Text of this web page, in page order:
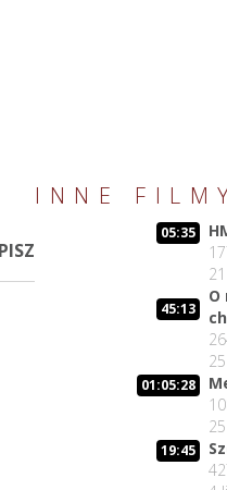
fullscreen
INNE
05:35
45:13
O
01:05:28
19:45